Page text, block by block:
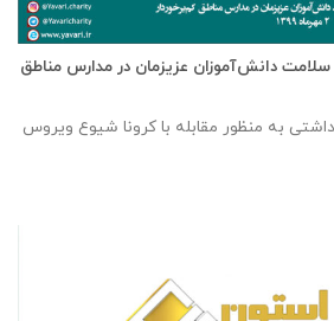
دانش‌آموزان عزیزمان در مدارس مناطق
به منظور مقابله با کرونا شیوع ویروس